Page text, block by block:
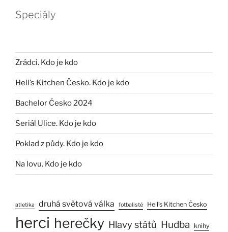
Speciály
Zrádci. Kdo je kdo
Hell’s Kitchen Česko. Kdo je kdo
Bachelor Česko 2024
Seriál Ulice. Kdo je kdo
Poklad z půdy. Kdo je kdo
Na lovu. Kdo je kdo
atletika druhá světová válka fotbalisté Hell’s Kitchen Česko
herci herečky Hlavy států Hudba knihy